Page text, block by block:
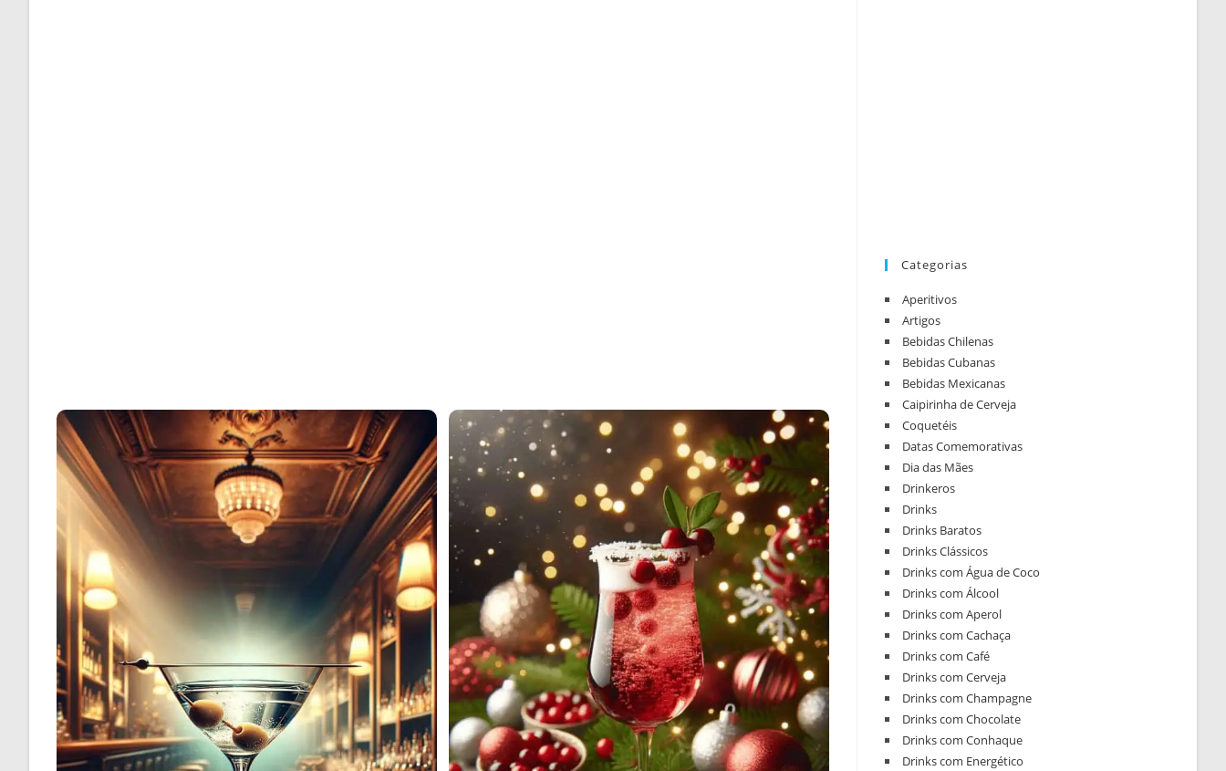
Categorias
Aperitivos
Artigos
Bebidas Chilenas
Bebidas Cubanas
Bebidas Mexicanas
Caipirinha de Cerveja
Coquetéis
Datas Comemorativas
Dia das Mães
Drinkeros
Drinks
Drinks Baratos
Drinks Clássicos
Drinks com Água de Coco
Drinks com Álcool
Drinks com Aperol
Drinks com Cachaça
Drinks com Café
Drinks com Cerveja
Drinks com Champagne
Drinks com Chocolate
Drinks com Conhaque
Drinks com Energético